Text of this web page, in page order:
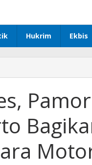
Hukrim Ekbis